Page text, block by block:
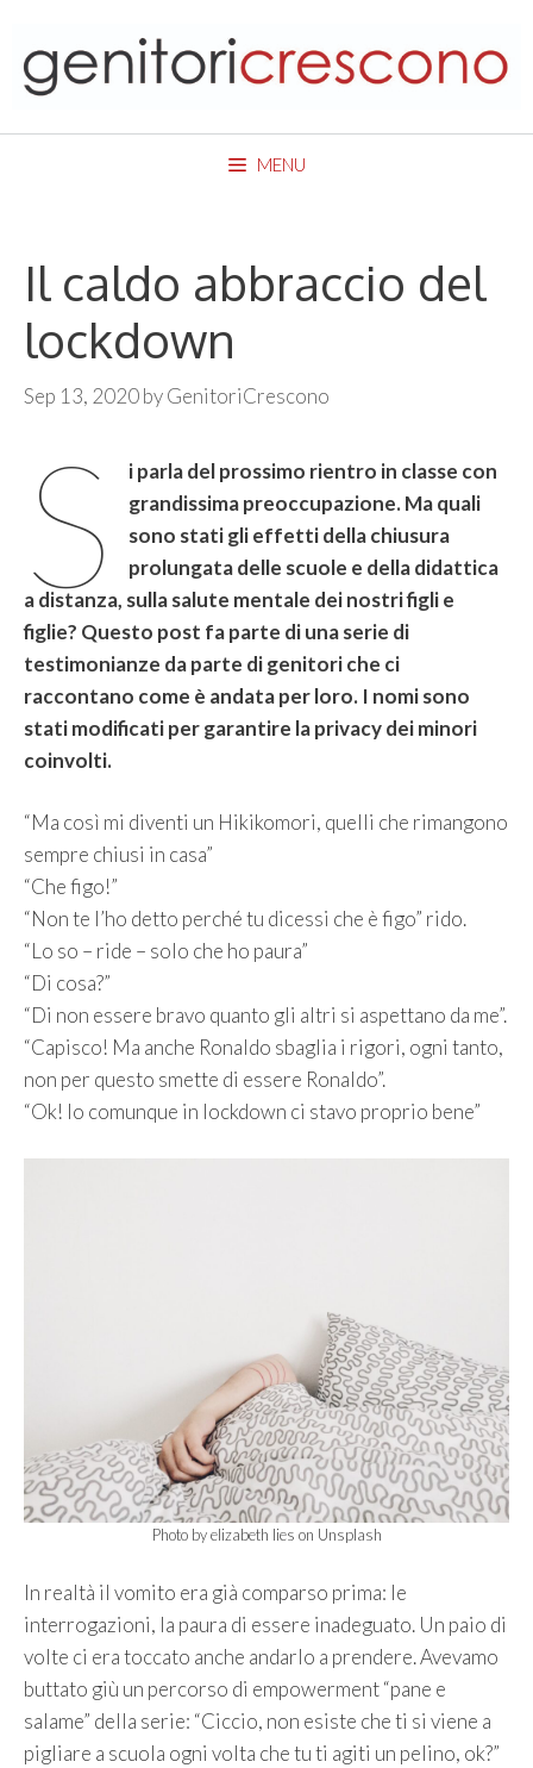
content
MENU
Il caldo abbraccio del
lockdown
Sep 13, 2020byGenitoriCrescono
S
i parla del prossimo rientro in classe con
grandissima preoccupazione. Ma quali
sono stati gli effetti della chiusura
prolungata delle scuole e della didattica
a distanza, sulla salute mentale dei nostri figli e
figlie? Questo post fa parte di una serie di
testimonianze da parte di genitori che ci
raccontano come è andata per loro. I nomi sono
stati modificati per garantire la privacy dei minori
coinvolti.
“Ma così mi diventi un Hikikomori, quelli che rimangono
sempre chiusi in casa”
“Che figo!”
“Non te l’ho detto perché tu dicessi che è figo” rido.
“Lo so – ride – solo che ho paura”
“Di cosa?”
“Di non essere bravo quanto gli altri si aspettano da me”.
“Capisco! Ma anche Ronaldo sbaglia i rigori, ogni tanto,
non per questo smette di essere Ronaldo”.
“Ok! Io comunque in lockdown ci stavo proprio bene”
Photo by elizabeth lies on Unsplash
In realtà il vomito era già comparso prima: le
interrogazioni, la paura di essere inadeguato. Un paio di
volte ci era toccato anche andarlo a prendere. Avevamo
buttato giù un percorso di empowerment “pane e
salame” della serie: “Ciccio, non esiste che ti si viene a
pigliare a scuola ogni volta che tu ti agiti un pelino, ok?”